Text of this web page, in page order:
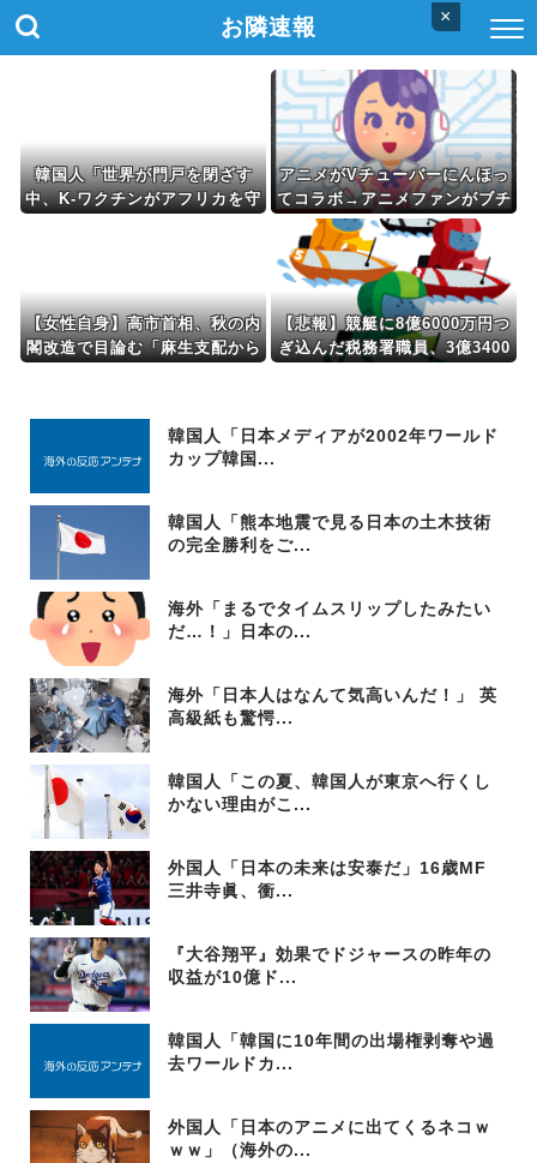
×
お隣速報
韓国人「世界が門戸を閉ざす
中、K-ワクチンがアフリカを守
アニメがVチューバーにんほっ
てコラボ→アニメファンがブチ
ギレｗｗｗｗｗｗｗｗｗｗ
【女性自身】高市首相、秋の内
閣改造で目論む「麻生支配から
【悲報】競艇に8億6000万円つ
ぎ込んだ税務署職員、3億3400
韓国人「日本メディアが2002年ワールド
カップ韓国...
韓国人「熊本地震で見る日本の土木技術
の完全勝利をご...
海外「まるでタイムスリップしたみたい
だ…！」日本の...
海外「日本人はなんて気高いんだ！」 英
高級紙も驚愕...
韓国人「この夏、韓国人が東京へ行くし
かない理由がこ...
外国人「日本の未来は安泰だ」16歳MF
三井寺眞、衝...
『大谷翔平』効果でドジャースの昨年の
収益が10億ド...
韓国人「韓国に10年間の出場権剥奪や過
去ワールドカ...
外国人「日本のアニメに出てくるネコｗ
ｗｗ」（海外の...